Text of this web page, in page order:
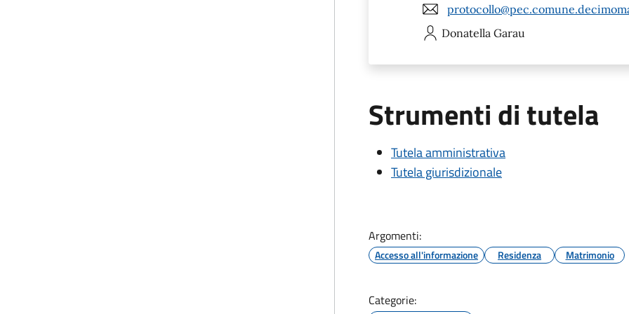
Donatella Garau
Strumenti di tutela
Tutela amministrativa
Tutela giurisdizionale
Argomenti:
Accesso all'informazione Residenza Matrimonio
Categorie: